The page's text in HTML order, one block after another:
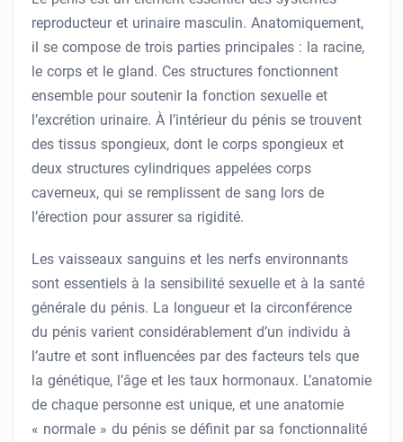
reproducteur et urinaire masculin. Anatomiquement,
il se compose de trois parties principales : la racine,
le corps et le gland. Ces structures fonctionnent
ensemble pour soutenir la fonction sexuelle et
l’excrétion urinaire. À l’intérieur du pénis se trouvent
des tissus spongieux, dont le corps spongieux et
deux structures cylindriques appelées corps
caverneux, qui se remplissent de sang lors de
l’érection pour assurer sa rigidité.
Les vaisseaux sanguins et les nerfs environnants
sont essentiels à la sensibilité sexuelle et à la santé
générale du pénis. La longueur et la circonférence
du pénis varient considérablement d’un individu à
l’autre et sont influencées par des facteurs tels que
la génétique, l’âge et les taux hormonaux. L’anatomie
de chaque personne est unique, et une anatomie
« normale » du pénis se définit par sa fonctionnalité